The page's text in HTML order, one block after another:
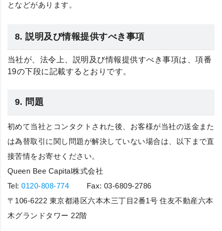
となどがあります。
8. 説明及び情報提供すべき事項
当社が、法令上、説明及び情報提供すべき事項は、項番
19の下段に記載するとおりです。
9. 問題
初めて当社とコンタクトされた後、お客様が当社の送金また
は為替取引に関し問題が解決していない場合は、以下まで直
接苦情をお寄せください。
Queen Bee Capital株式会社
Tel:0120-808-774 Fax: 03-6809-2786
〒106-6222 東京都港区六本木三丁目2番1号 住友不動産六本
木グランドタワー 22階